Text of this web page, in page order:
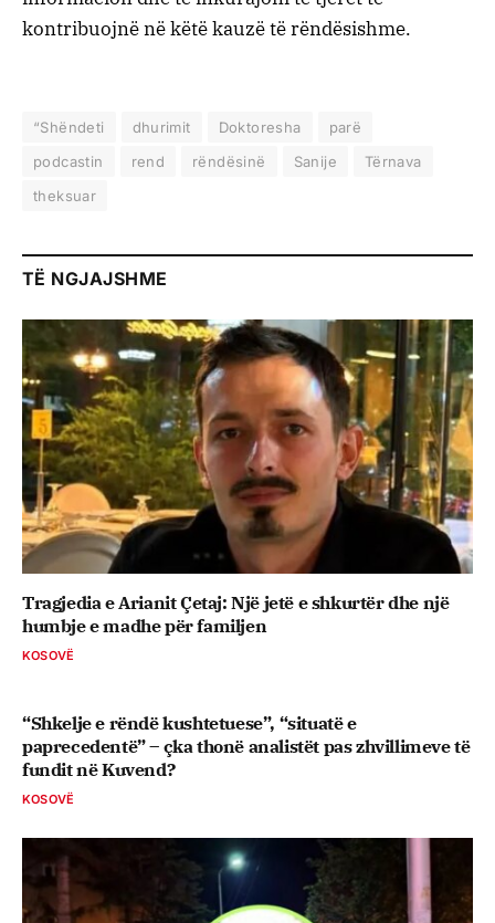
kontribuojnë në këtë kauzë të rëndësishme.
“Shëndeti dhurimit Doktoresha
parë
podcastin
rend rëndësinë Sanije
Tërnava
theksuar
TË NGJAJSHME
Tragjedia e Arianit Çetaj: Një jetë e shkurtër dhe një
humbje e madhe për familjen
KOSOVË
“Shkelje e rëndë kushtetuese”, “situatë e
paprecedentë” – çka thonë analistët pas zhvillimeve të
fundit në Kuvend?
KOSOVË